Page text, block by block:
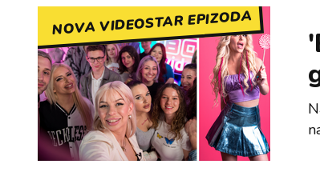
NOVA VIDEOSTAR EPIZODA